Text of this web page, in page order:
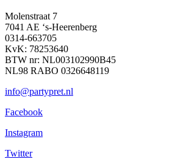
Molenstraat 7
7041 AE ‘s-Heerenberg
0314-663705
KvK: 78253640
BTW nr: NL003102990B45
NL98 RABO 0326648119
info@partypret.nl
Facebook
Instagram
Twitter